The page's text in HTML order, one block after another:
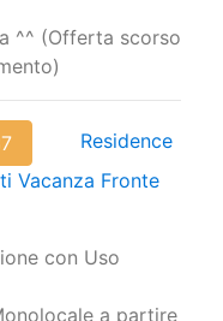
Residence
Vacanza Fronte
a partire
con Uso